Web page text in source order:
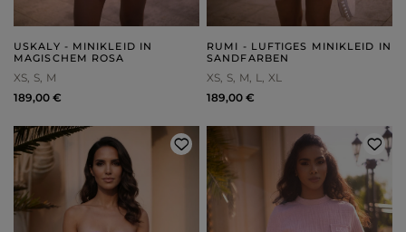
USKALY - MINIKLEID IN
MAGISCHEM ROSA
XS S M
189,00 €
RUMI - LUFTIGES MINIKLEID IN
SANDFARBEN
XS S M L XL
189,00 €